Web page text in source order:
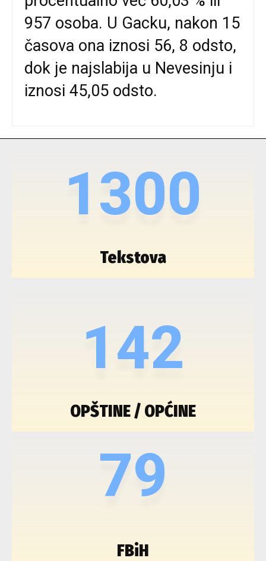
957 osoba. U Gacku, nakon 15
časova ona iznosi 56, 8 odsto,
dok je najslabija u Nevesinju i
iznosi 45,05 odsto.
1300
Tekstova
142
OPŠTINE / OPĆINE
79
FBiH